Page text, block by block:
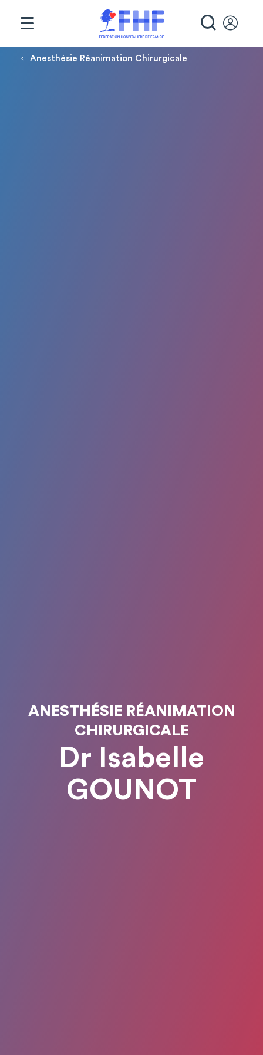
Fil d'Ariane
Anesthésie Réanimation Chirurgicale
ANESTHÉSIE RÉANIMATION
CHIRURGICALE
Dr Isabelle
GOUNOT
Panneau de gestion des cookies